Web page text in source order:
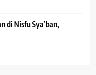
di Nisfu Sya’ban,